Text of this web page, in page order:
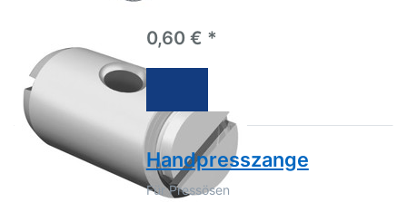
0,60 € *
Handpresszange
Für Pressösen